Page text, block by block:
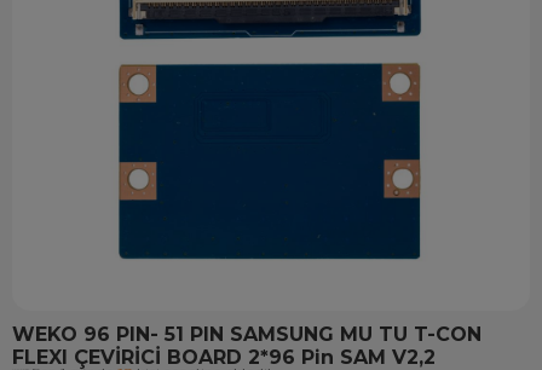
WEKO 96 PIN- 51 PIN SAMSUNG MU TU T-CON
FLEXI ÇEVİRİCİ BOARD 2*96 Pin SAM V2,2